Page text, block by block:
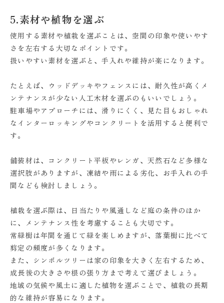
5.素材や植物を選ぶ
使用する素材や植栽を選ぶことは、空間の印象や使いやす
さを左右する大切なポイントです。
扱いやすい素材を選ぶと、手入れや維持が楽になります。
たとえば、ウッドデッキやフェンスには、耐久性が高くメ
ンテナンスが少ない人工木材を選ぶのもいいでしょう。
駐車場やアプローチには、滑りにくく、見た目もおしゃれ
なインターロッキングやコンクリートを活用すると便利で
す。
舗装材は、コンクリート平板やレンガ、天然石など多様な
選択肢がありますが、凍結や雨による劣化、お手入れの手
間なども検討しましょう。
植栽を選ぶ際は、日当たりや風通しなど庭の条件のほか
に、メンテナンス性を考慮することも大切です。
常緑樹は年間を通じて緑を楽しめますが、落葉樹に比べて
剪定の頻度が多くなります。
また、シンボルツリーは家の印象を大きく左右するため、
成長後の大きさや根の張り方まで考えて選びましょう。
地域の気候や風土に適した植物を選ぶことで、植栽の長期
的な維持が容易になります。